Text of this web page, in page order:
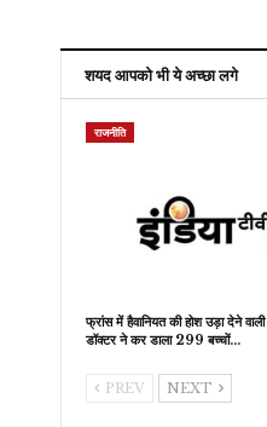
शयद आपको भी ये अच्छा लगे
राजनीति
फ्रांस में हैवानियत की होश उड़ा देने वाली
डॉक्टर ने कर डाला 299 बच्चों…
PREV NEXT